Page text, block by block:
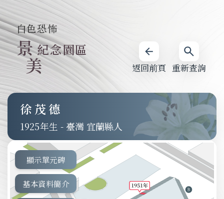
重新查詢
返回前頁
白色恐怖
景
美
紀念園區
徐茂德
1925 - 臺灣 宜蘭縣人
顯示單元碑
基本資料簡介